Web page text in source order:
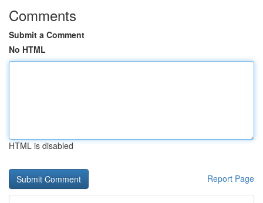
Comments
Submit a Comment
No HTML
HTML is disabled
Report Page